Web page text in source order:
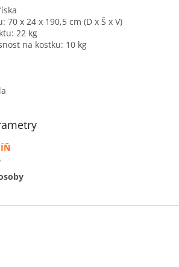
70 x 24 x 190,5 cm (D x Š x V)
22 kg
na kostku: 10 kg